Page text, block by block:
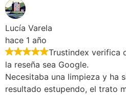
Lucía Varela
hace 1 año
Trustindex verifica
la reseña sea Google.
Necesitaba una limpieza y ha
resultado estupendo, el trato